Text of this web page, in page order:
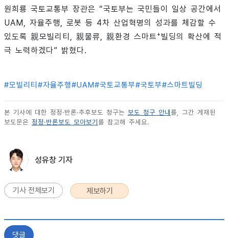
원희룡 국토교통부 장관은 “국토부는 국민들이 일상 공간에서
UAM, 자율주행, 로봇 등 4차 산업혁명의 성과를 체감할 수
있도록 親모빌리티, 親물류, 親환경 스마트 + 빌딩의 확산에 적
극 노력하겠다” 밝혔다.
#모빌리티 #자율주행#UAM#국토교통부#국토부#스마트빌딩
본 기사에 대한 정정·반론·추후보도 청구는 보도 청구 안내 를, 그간 게재된
보도문은 정정·반론보도 모아보기 를 참고해 주세요.
성유창 기자
기사 전체보기 제보하기
댓글